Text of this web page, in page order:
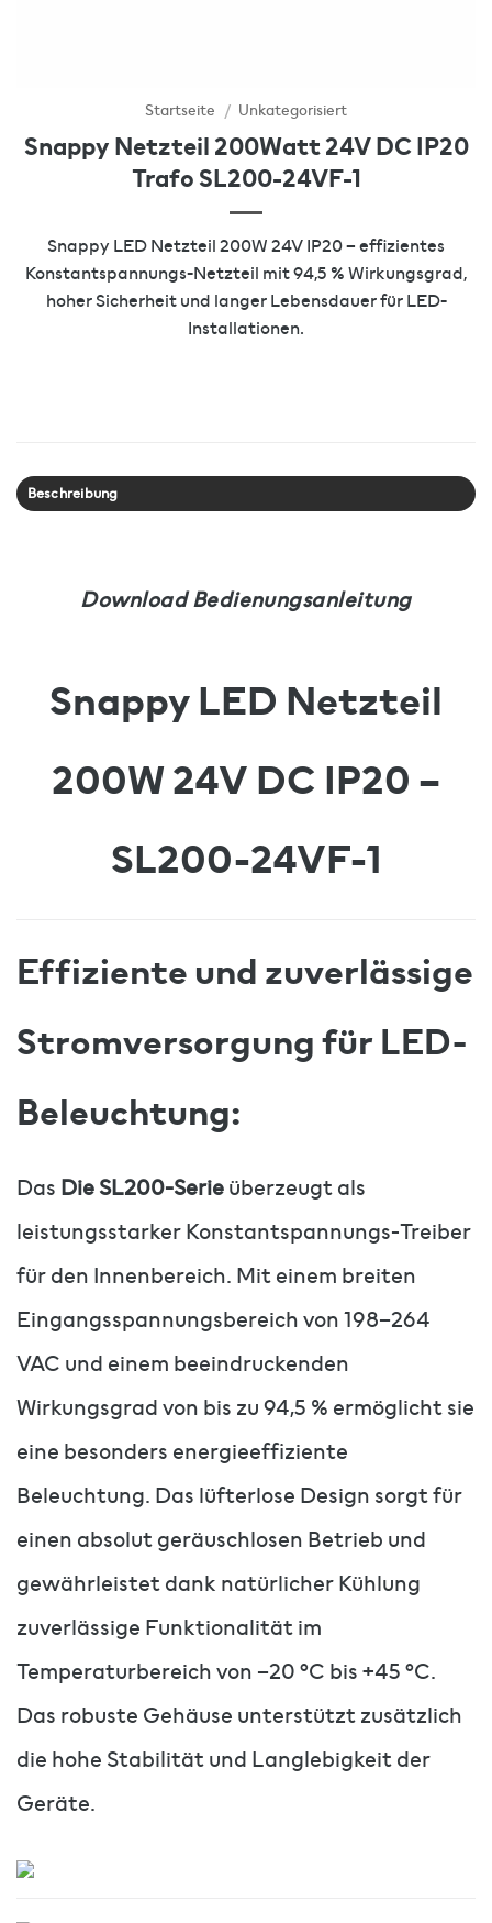
Startseite / Unkategorisiert
Snappy Netzteil 200Watt 24V DC IP20
Trafo SL200-24VF-1
Snappy LED Netzteil 200W 24V IP20 – effizientes
Konstantspannungs-Netzteil mit 94,5 % Wirkungsgrad,
hoher Sicherheit und langer Lebensdauer für LED-
Installationen.
Beschreibung
Download Bedienungsanleitung
Snappy LED Netzteil
200W 24V DC IP20 –
SL200-24VF-1
Effiziente und zuverlässige
Stromversorgung für LED-
Beleuchtung:
Das Die SL200-Serieüberzeugt als
leistungsstarker Konstantspannungs-Treiber
für den Innenbereich. Mit einem breiten
Eingangsspannungsbereich von 198–264
VAC und einem beeindruckenden
Wirkungsgrad von bis zu 94,5 % ermöglicht sie
eine besonders energieeffiziente
Beleuchtung. Das lüfterlose Design sorgt für
einen absolut geräuschlosen Betrieb und
gewährleistet dank natürlicher Kühlung
zuverlässige Funktionalität im
Temperaturbereich von –20 °C bis +45 °C.
Das robuste Gehäuse unterstützt zusätzlich
die hohe Stabilität und Langlebigkeit der
Geräte.